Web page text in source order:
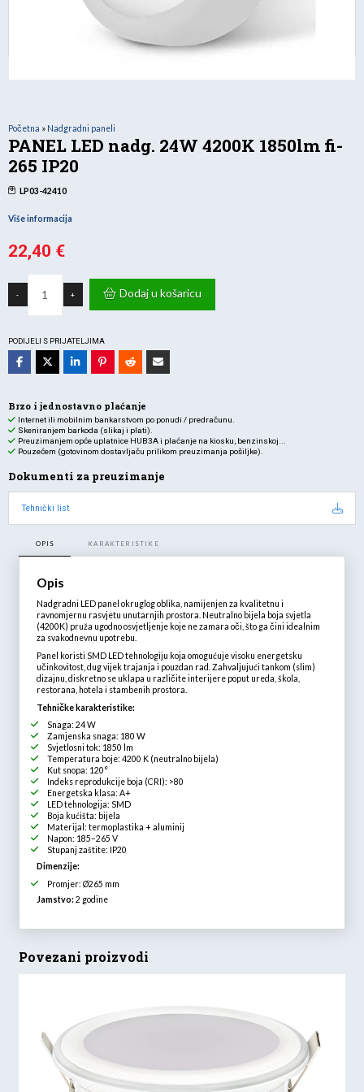
Početna » Nadgradni paneli
PANEL LED nadg. 24W 4200K 1850lm fi-
265 IP20
LP03-42410
Više informacija
22,40 €
-
24W
4200K
265
količina
+ Dodaj u košaricu
PODIJELI S PRIJATELJIMA
Brzo i jednostavno plaćanje
Internet ili mobilnim bankarstvom po ponudi / predračunu.
Skeniranjem barkoda (slikaj i plati).
Preuzimanjem opće uplatnice HUB3A i plaćanje na kiosku, benzinskoj...
Pouzećem (gotovinom dostavljaču prilikom preuzimanja pošiljke).
Dokumenti za preuzimanje
Tehnički list
OPIS KARAKTERISTIKE
Opis
Nadgradni LED panel okruglog oblika, namijenjen za kvalitetnu i
ravnomjernu rasvjetu unutarnjih prostora. Neutralno bijela boja svjetla
(4200K) pruža ugodno osvjetljenje koje ne zamara oči, što ga čini idealnim
za svakodnevnu upotrebu.
Panel koristi SMD LED tehnologiju koja omogućuje visoku energetsku
učinkovitost, dug vijek trajanja i pouzdan rad. Zahvaljujući tankom (slim)
dizajnu, diskretno se uklapa u različite interijere poput ureda, škola,
restorana, hotela i stambenih prostora.
Tehničke karakteristike:
Snaga: 24 W
Zamjenska snaga: 180 W
Svjetlosni tok: 1850 lm
Temperatura boje: 4200 K (neutralno bijela)
Kut snopa: 120°
Indeks reprodukcije boja (CRI): >80
Energetska klasa: A+
LED tehnologija: SMD
Boja kućišta: bijela
Materijal: termoplastika + aluminij
Napon: 185–265 V
Stupanj zaštite: IP20
Dimenzije:
Promjer: Ø265 mm
Jamstvo: 2 godine
Povezani proizvodi